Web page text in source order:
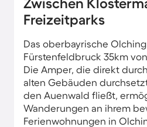
Zwischen
Freizeitparks
Das oberbayrische
Fürstenfeldbruck 35km
Die Amper, die direkt
alten Gebäuden
den Auenwald fließt,
Wanderungen an ihrem
Ferienwohnungen in